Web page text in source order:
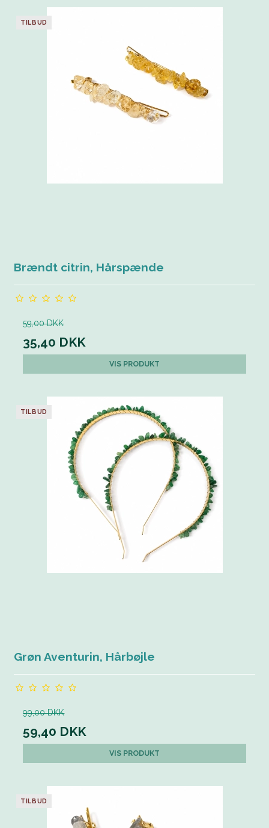
TILBUD
Brændt citrin, Hårspænde
59,00 DKK
35,40 DKK
VIS PRODUKT
TILBUD
Grøn Aventurin, Hårbøjle
99,00 DKK
59,40 DKK
VIS PRODUKT
TILBUD